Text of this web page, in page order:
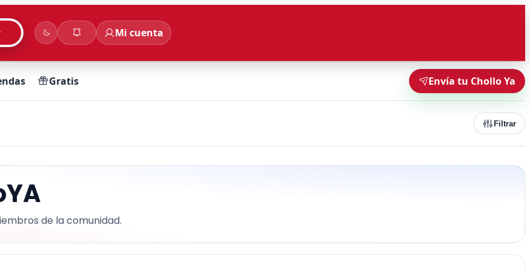
Mi cuenta
Gratis Envía tu Chollo Ya
Filtrar
de la comunidad.